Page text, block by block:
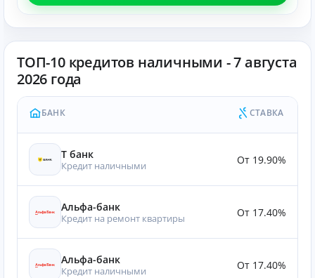
ТОП-10 кредитов наличными - 7 августа
2026 года
БАНК СТАВКА
Т банк
Кредит наличными От 19.90%
Альфа-банк
Кредит на ремонт квартиры От 17.40%
Альфа-банк
Кредит наличными От 17.40%